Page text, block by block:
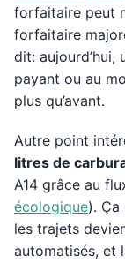
forfaitaire peut
forfaitaire
dit: aujourd’hui,
payant ou au
plus qu’avant.
Autre point
litres de
A14 grâce au
écologique). Ça
les trajets
automatisés, et